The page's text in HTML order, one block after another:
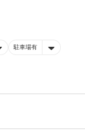
駐車場有